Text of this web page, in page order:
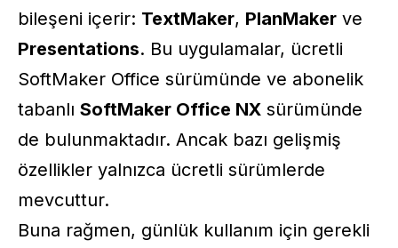
bileşeni içerir: TextMaker, PlanMaker ve
Presentations. Bu uygulamalar, ücretli
SoftMaker Office sürümünde ve abonelik
tabanlı SoftMaker Office NX sürümünde
de bulunmaktadır. Ancak bazı gelişmiş
özellikler yalnızca ücretli sürümlerde
mevcuttur.
Buna rağmen, günlük kullanım için gerekli